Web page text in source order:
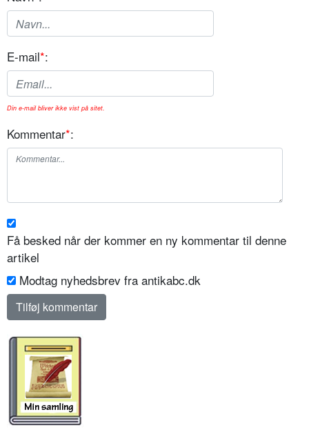
E-mail*:
Din e-mail bliver ikke vist på sitet.
Kommentar*:
Få besked når der kommer en ny kommentar til denne
artikel
Modtag nyhedsbrev fra antikabc.dk